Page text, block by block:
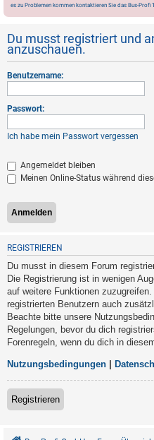
es zu Problemen kommen kontaktieren Sie das Bus-Profi
Du musst registriert und
anzuschauen.
Benutzername:
Passwort:
Ich habe mein Passwort vergessen
Angemeldet bleiben
Meinen Online-Status während
REGISTRIEREN
Du musst in diesem Forum
Die Registrierung ist in wenigen
auf weitere Funktionen
registrierten Benutzern auch
Beachte bitte unsere
Regelungen, bevor du dich
Forenregeln, wenn du dich in
Nutzungsbedingungen
Registrieren